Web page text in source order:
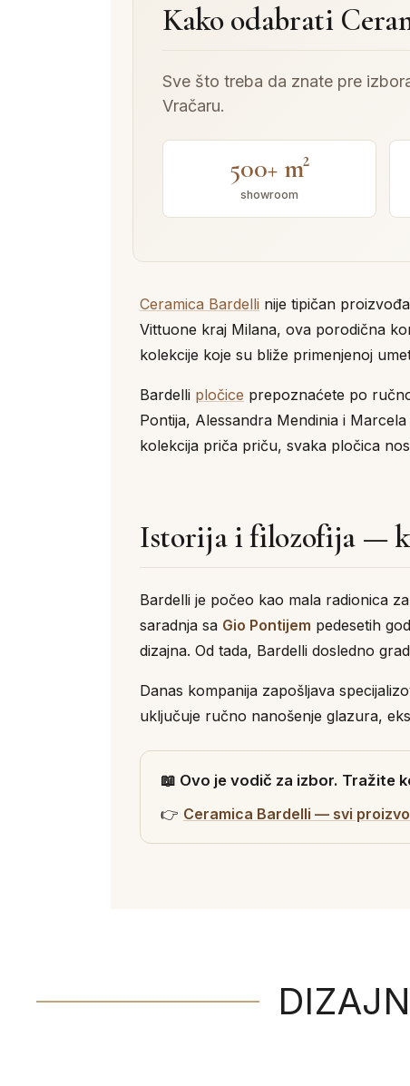
Kako odabrati
Sve što treba da znate pre
Vračaru.
500+ m²
showroom
Ceramica Bardelli nije tipičan
Vittuone kraj Milana, ova porodična
kolekcije koje su bliže primenjenoj
Bardelli pločice prepoznaćete po
Pontija, Alessandra Mendinia i
kolekcija priča priču, svaka pločica
Istorija i filozofija —
Bardelli je počeo kao mala radionica
saradnja sa Gio Pontijem pedesetih
dizajna. Od tada, Bardelli dosledno
Danas kompanija zapošljava
uključuje ručno nanošenje glazura,
📖 Ovo je vodič za izbor. Tražite
👉 Ceramica Bardelli — svi